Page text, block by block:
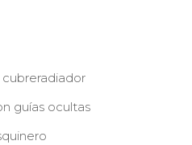
guías ocultas